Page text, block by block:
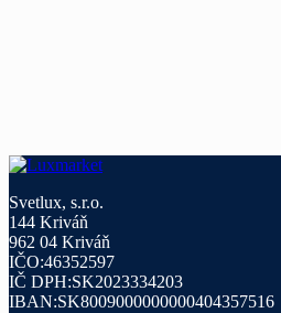
Svetlux, s.r.o.
144 Kriváň
962 04 Kriváň
IČO:46352597
IČ DPH:SK2023334203
IBAN:SK8009000000000404357516